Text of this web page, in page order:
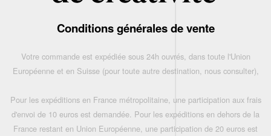
Conditions générales de vente
Votre commande est expédiée sous 24h ouvrés, dans toute l'Union
Européenne et en Suisse (pour toute autre destination, nous consulter),
Pour les expéditions en France métropolitaine, une participation aux frais
d'envoi de 10 euros est demandée. Pour les expéditions en dehors de la
France restant en Union Européenne, une participation de 20 euros est